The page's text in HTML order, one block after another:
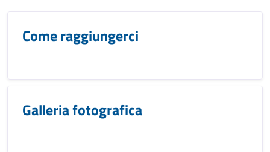
Come raggiungerci
Galleria fotografica